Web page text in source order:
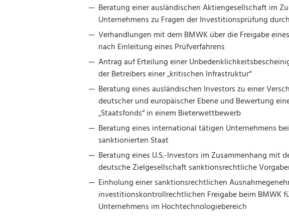
Beratung einer ausländischen Aktiengesellschaft im
Unternehmens zu Fragen der Investitionsprüfung
Verhandlungen mit dem BMWK über die Freigabe
nach Einleitung eines Prüfverfahrens
Antrag auf Erteilung einer
der Betreibers einer „kritischen Infrastruktur“
Beratung eines ausländischen Investors zu einer
deutscher und europäischer Ebene und Bewertung
„Staatsfonds“ in einem Bieterwettbewerb
Beratung eines international tätigen Unternehmens
sanktionierten Staat
Beratung eines U.S.-Investors im Zusammenhang mit
deutsche Zielgesellschaft sanktionsrechtliche
Einholung einer sanktionsrechtlichen
investitionskontrollrechtlichen Freigabe beim BMWK
Unternehmens im Hochtechnologiebereich